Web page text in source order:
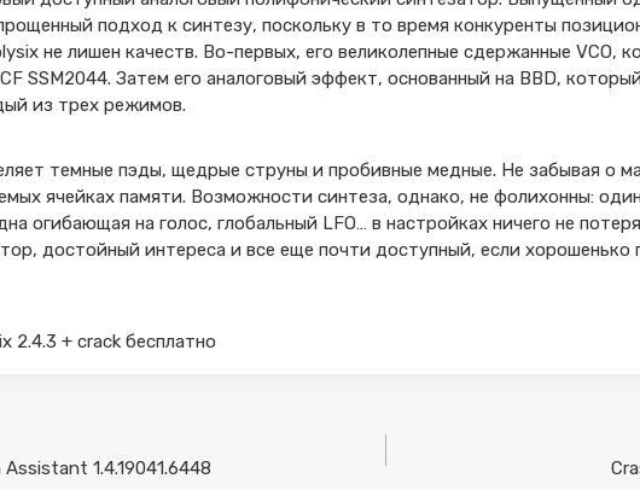
подход к синтезу, поскольку в то время конкуренты
не лишен качеств. Во-первых, его великолепные сдержанные VCO,
SSM2044. Затем его аналоговый эффект, основанный на BBD,
из трех режимов.
темные пэды, щедрые струны и пробивные медные. Не забывая о
ячейках памяти. Возможности синтеза, однако, не фолихонны:
огибающая на голос, глобальный LFO… в настройках ничего не
достойный интереса и все еще почти доступный, если хорошенько
2.4.3 + crack бесплатно
1.4.19041.6448